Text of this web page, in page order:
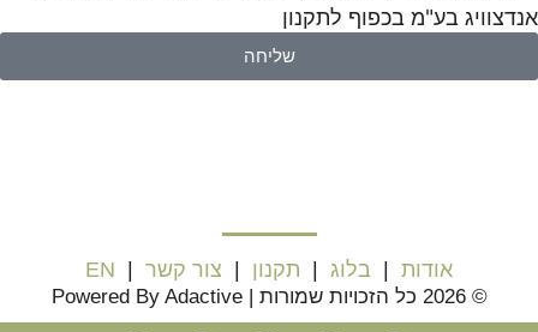
אנדצוויג בע"מ בכפוף לתקנון
שליחה
אודות בלוג תקנון צור קשר EN
© 2026 כל הזכויות שמורות | Powered By Adactive